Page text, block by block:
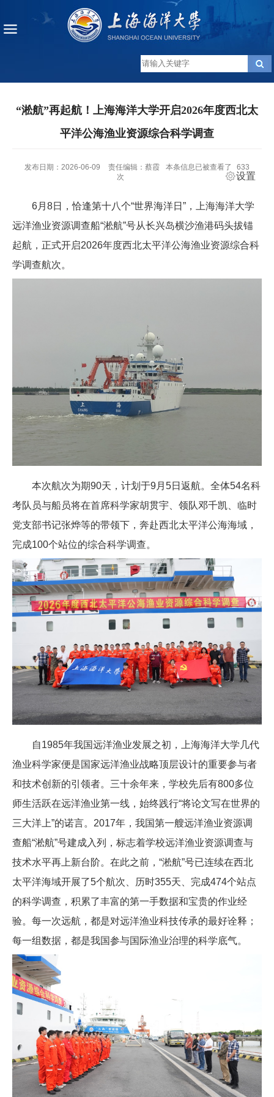
“淞航”再起航！上海海洋大学开启2026年度西北太
平洋公海渔业资源综合科学调查
发布日期：2026-06-09 责任编辑：蔡霞 本条信息已被查看了
633
次
设置
6月8日，恰逢第十八个“世界海洋日”，上海海洋大学
远洋渔业资源调查船“淞航”号从长兴岛横沙渔港码头拔锚
起航，正式开启2026年度西北太平洋公海渔业资源综合科
学调查航次。
本次航次为期90天，计划于9月5日返航。全体54名科
考队员与船员将在首席科学家胡贯宇、领队邓千凯、临时
党支部书记张烨等的带领下，奔赴西北太平洋公海海域，
完成100个站位的综合科学调查。
自1985年我国远洋渔业发展之初，上海海洋大学几代
渔业科学家便是国家远洋渔业战略顶层设计的重要参与者
和技术创新的引领者。三十余年来，学校先后有800多位
师生活跃在远洋渔业第一线，始终践行“将论文写在世界的
三大洋上”的诺言。2017年，我国第一艘远洋渔业资源调
查船“淞航”号建成入列，标志着学校远洋渔业资源调查与
技术水平再上新台阶。在此之前，“淞航”号已连续在西北
太平洋海域开展了5个航次、历时355天、完成474个站点
的科学调查，积累了丰富的第一手数据和宝贵的作业经
验。每一次远航，都是对远洋渔业科技传承的最好诠释；
每一组数据，都是我国参与国际渔业治理的科学底气。